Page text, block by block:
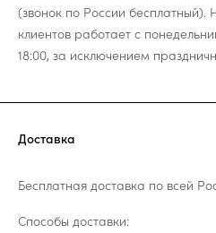
(звонок по России
клиентов работает с
18:00, за исключением
Доставка
Бесплатная доставка по всей
Способы доставки: